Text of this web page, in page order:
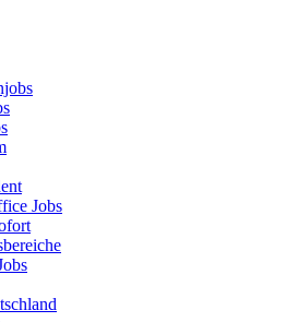
Jobs